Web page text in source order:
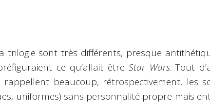
trilogie sont très différents, presque
ce qu’allait être Star Wars. Tout
rappellent beaucoup, rétrospectivement, les
uniformes) sans personnalité propre mais